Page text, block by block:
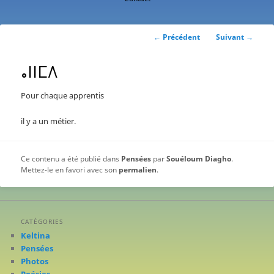
Navigation
← Précédent Suivant →
ⴰⵏⵏⵎⴷ
Pour chaque apprentis
il y a un métier.
Ce contenu a été publié dans Pensées parSouéloum Diagho.
Mettez-le en favori avec son permalien.
CATÉGORIES
Keltina
Pensées
Photos